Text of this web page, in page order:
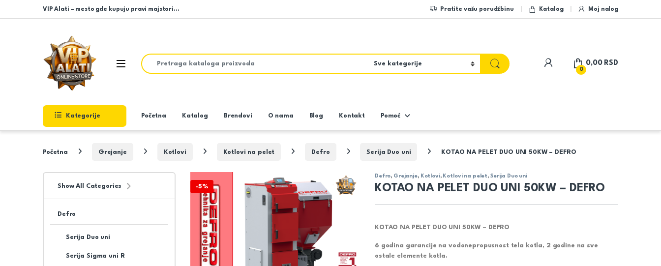
Skip to navigation
Skip to content
VIP Alati – mesto gde kupuju pravi majstori… Pratite vašu porudžbinu Katalog Moj nalog
Open
Search for:
My Account
0
0,00 RSD
Kategorije Početna Katalog Brendovi O nama Blog Kontakt Pomoć
Početna Grejanje Kotlovi Kotlovi na pelet Defro Serija Duo uni KOTAO NA PELET DUO UNI 50KW – DEFRO
-5%
Defro, Grejanje, Kotlovi, Kotlovi na pelet, Serija Duo uni
KOTAO NA PELET DUO UNI 50KW – DEFRO
KOTAO NA PELET DUO UNI 50KW – DEFRO
6 godina garancije na vodonepropusnost tela kotla, 2 godine na sve
ostale elemente kotla.
Show All Categories
Defro
Serija Duo uni
Serija Sigma uni R